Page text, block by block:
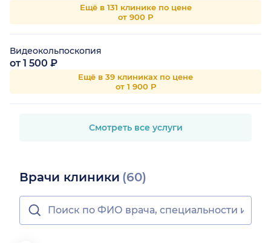
Ещё в 131 клинике по цене
от 900 Р
Видеокольпоскопия
от 1 500 ₽
Ещё в 39 клиниках по цене
от 1 900 Р
Смотреть все услуги
Врачи клиники (60)